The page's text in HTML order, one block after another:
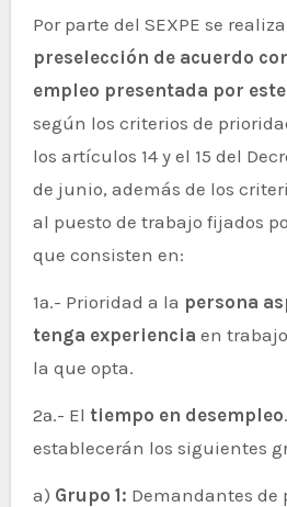
Por parte del SEXPE se
preselección de acuerdo
empleo presentada por
según los criterios de
los artículos 14 y el 15 del
de junio, además de los
al puesto de trabajo fijados
que consisten en:
1ª.- Prioridad a la persona
tenga experiencia en
la que opta.
2ª.- El tiempo en desempleo
establecerán los siguientes
a) Grupo 1: Demandantes de